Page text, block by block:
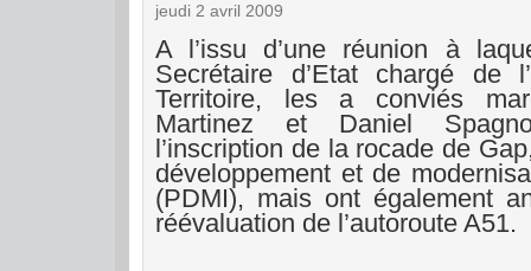
jeudi 2 avril 2009
A l’issu d’une réunion à
Secrétaire d’Etat chargé de
Territoire, les a conviés
Martinez et Daniel
l’inscription de la rocade de
développement et de
(PDMI), mais ont également
réévaluation de l’autoroute A51.